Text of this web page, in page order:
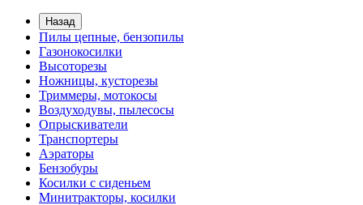
Назад
Пилы цепные, бензопилы
Газонокосилки
Высоторезы
Ножницы, кусторезы
Триммеры, мотокосы
Воздуходувы, пылесосы
Опрыскиватели
Транспортеры
Аэраторы
Бензобуры
Косилки с сиденьем
Минитракторы, косилки